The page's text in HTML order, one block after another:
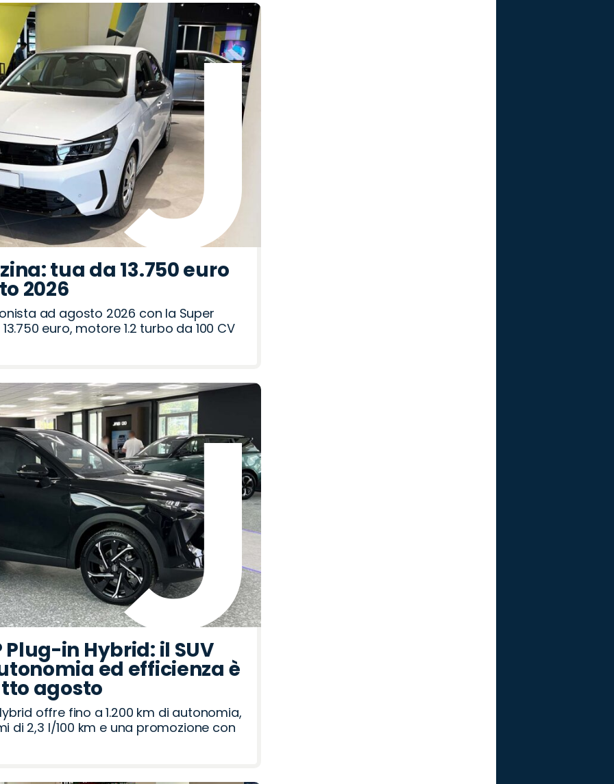
tua da 13.750 euro
2026
ad agosto 2026 con la Super
euro, motore 1.2 turbo da 100 CV
Plug-in Hybrid: il SUV
ed efficienza è
agosto
offre fino a 1.200 km di autonomia,
di 2,3 l/100 km e una promozione con